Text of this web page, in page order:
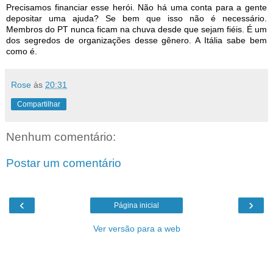
Precisamos financiar esse herói. Não há uma conta para a gente
depositar uma ajuda? Se bem que isso não é necessário.
Membros do PT nunca ficam na chuva desde que sejam fiéis. É um
dos segredos de organizações desse gênero. A Itália sabe bem
como é.
Rose às 20:31
Compartilhar
Nenhum comentário:
Postar um comentário
‹ ›
Página inicial
Ver versão para a web